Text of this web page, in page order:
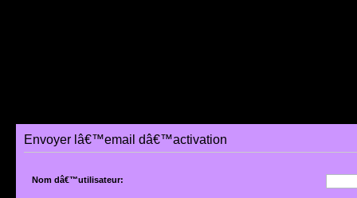
Envoyer lâ€™email dâ€™activation
Nom dâ€™utilisateur: